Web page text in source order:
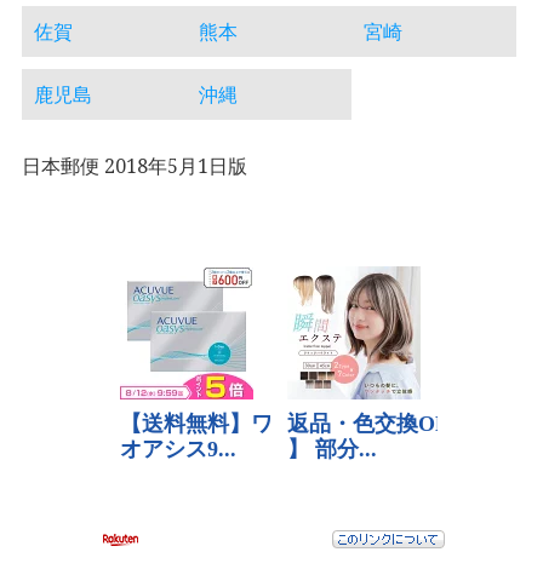
佐賀 熊本 宮崎
鹿児島 沖縄
日本郵便 2018年5月1日版